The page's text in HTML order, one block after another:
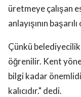
üretmeye çalışan
anlayışının
Çünkü belediyecilik
öğrenilir. Kent
bilgi kadar
kalıcıdır." dedi.